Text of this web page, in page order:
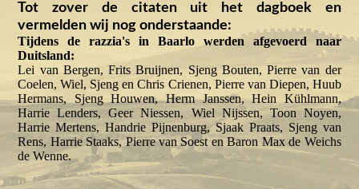
Tot zover de citaten uit het dagboek en
vermelden wij nog onderstaande:
Tijdens de razzia's in Baarlo werden afgevoerd naar
Duitsland:
Lei van Bergen, Frits Bruijnen, Sjeng Bouten, Pierre van der
Coelen, Wiel, Sjeng en Chris Crienen, Pierre van Diepen, Huub
Hermans, Sjeng Houwen, Herm Janssen, Hein Kühlmann,
Harrie Lenders, Geer Niessen, Wiel Nijssen, Toon Noyen,
Harrie Mertens, Handrie Pijnenburg, Sjaak Praats, Sjeng van
Rens, Harrie Staaks, Pierre van Soest en Baron Max de Weichs
de Wenne.